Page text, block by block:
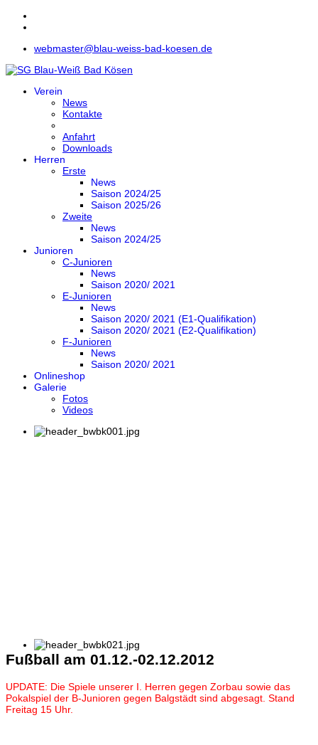
webmaster@blau-weiss-bad-koesen.de
Verein
News
Kontakte
Anfahrt
Downloads
Herren
Erste
News
Saison 2024/25
Saison 2025/26
Zweite
News
Saison 2024/25
Junioren
C-Junioren
News
Saison 2020/ 2021
E-Junioren
News
Saison 2020/ 2021 (E1-Qualifikation)
Saison 2020/ 2021 (E2-Qualifikation)
F-Junioren
News
Saison 2020/ 2021
Onlineshop
Galerie
Fotos
Videos
Fußball am 01.12.-02.12.2012
UPDATE: Die Spiele unserer I. Herren gegen Zorbau sowie das
Pokalspiel der B-Junioren gegen Balgstädt sind abgesagt. Stand
Freitag 15 Uhr.